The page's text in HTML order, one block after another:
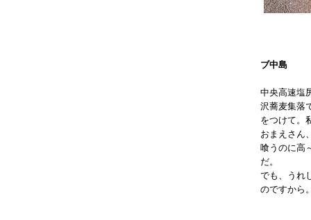
ブ中島
中央高速塩
沢蕎麦集落
をつけて。
おまえさん
喰うのに高
だ。
でも、うれ
のですから